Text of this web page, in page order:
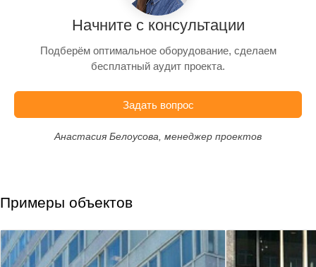
Начните с консультации
Подберём оптимальное оборудование, сделаем
бесплатный аудит проекта.
Задать вопрос
Анастасия Белоусова, менеджер проектов
Примеры объектов